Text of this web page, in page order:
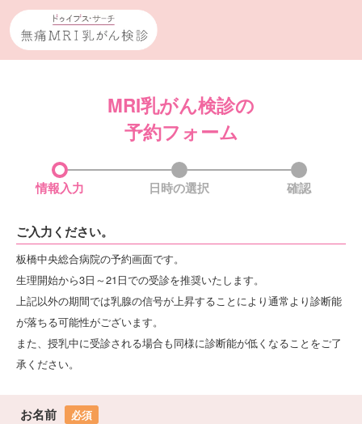
MRI乳がん検診の
予約フォーム
情報入力 日時の選択 確認
ご入力ください。
板橋中央総合病院の予約画面です。
生理開始から3日～21日での受診を推奨いたします。
上記以外の期間では乳腺の信号が上昇することにより通常より診断能
が落ちる可能性がございます。
また、授乳中に受診される場合も同様に診断能が低くなることをご了
承ください。
お名前 必須